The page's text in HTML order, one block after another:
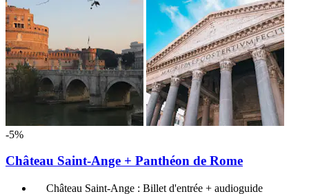
-5%
Château Saint-Ange + Panthéon de Rome
Château Saint-Ange : Billet d'entrée + audioguide